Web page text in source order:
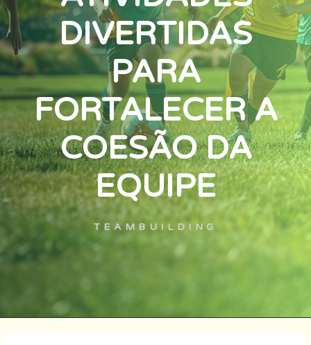
DIVERTIDAS
PARA
FORTALECER A
COESÃO DA
EQUIPE
TEAMBUILDING